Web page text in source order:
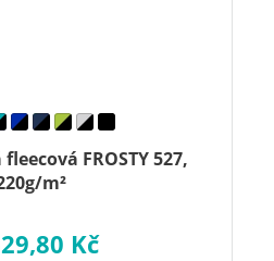
FROSTY 527,
m²
Kč